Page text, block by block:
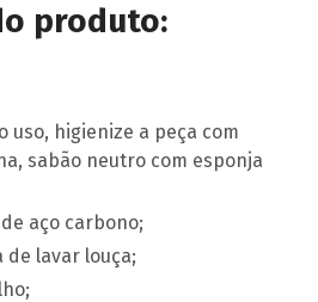
produto:
uso, higienize a peça com
sabão neutro com esponja
aço carbono;
de lavar louça;